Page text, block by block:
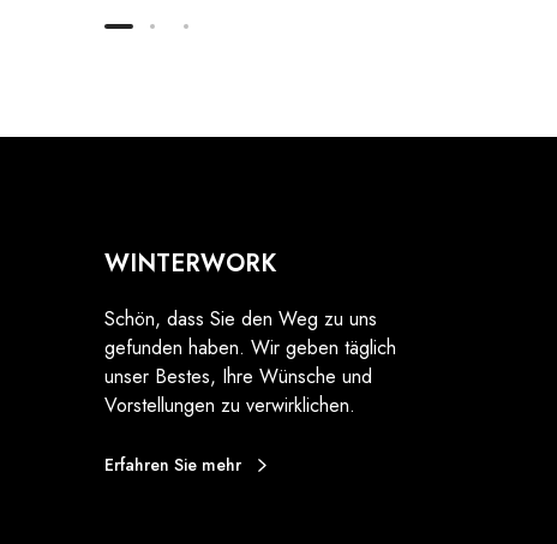
WINTERWORK
Schön, dass Sie den Weg zu uns
gefunden haben. Wir geben täglich
unser Bestes, Ihre Wünsche und
Vorstellungen zu verwirklichen.
Erfahren Sie mehr